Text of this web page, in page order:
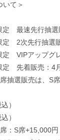
いて＞
定 最速先行抽選
定 2次先行抽選
定 VIPアップグ
定 先着販売：4
抽選販売は、S
）
）
：S席+15,000円